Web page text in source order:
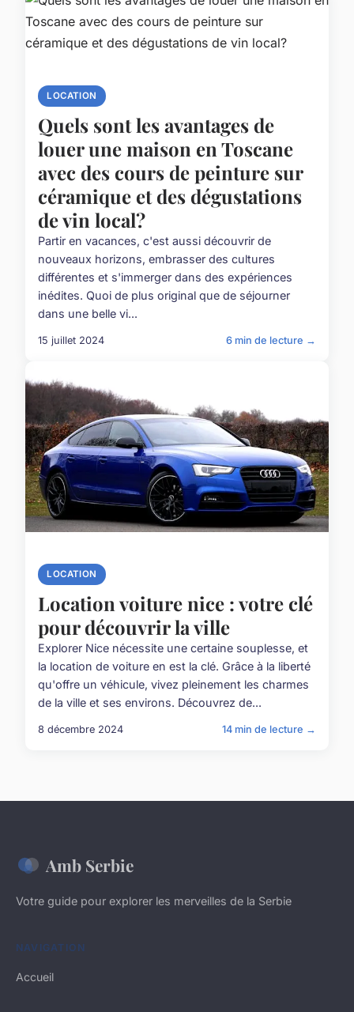
LOCATION
Quels sont les avantages de
louer une maison en Toscane
avec des cours de peinture sur
céramique et des dégustations
de vin local?
Partir en vacances, c'est aussi découvrir de
nouveaux horizons, embrasser des cultures
différentes et s'immerger dans des expériences
inédites. Quoi de plus original que de séjourner
dans une belle vi...
15 juillet 2024 6 min de lecture →
LOCATION
Location voiture nice : votre clé
pour découvrir la ville
Explorer Nice nécessite une certaine souplesse, et
la location de voiture en est la clé. Grâce à la liberté
qu'offre un véhicule, vivez pleinement les charmes
de la ville et ses environs. Découvrez de...
8 décembre 2024 14 min de lecture →
Amb Serbie
Votre guide pour explorer les merveilles de la Serbie
NAVIGATION
Accueil